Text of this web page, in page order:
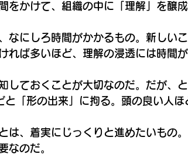
をかけて、組織の中に「理解」を醸
なにしろ時間がかかるもの。新しい
れば多いほど、理解の浸透には時間が
しておくことが大切なのだ。だが、
と「形の出来」に拘る。頭の良い人ほ
は、着実にじっくりと進めたいもの
なのだ。